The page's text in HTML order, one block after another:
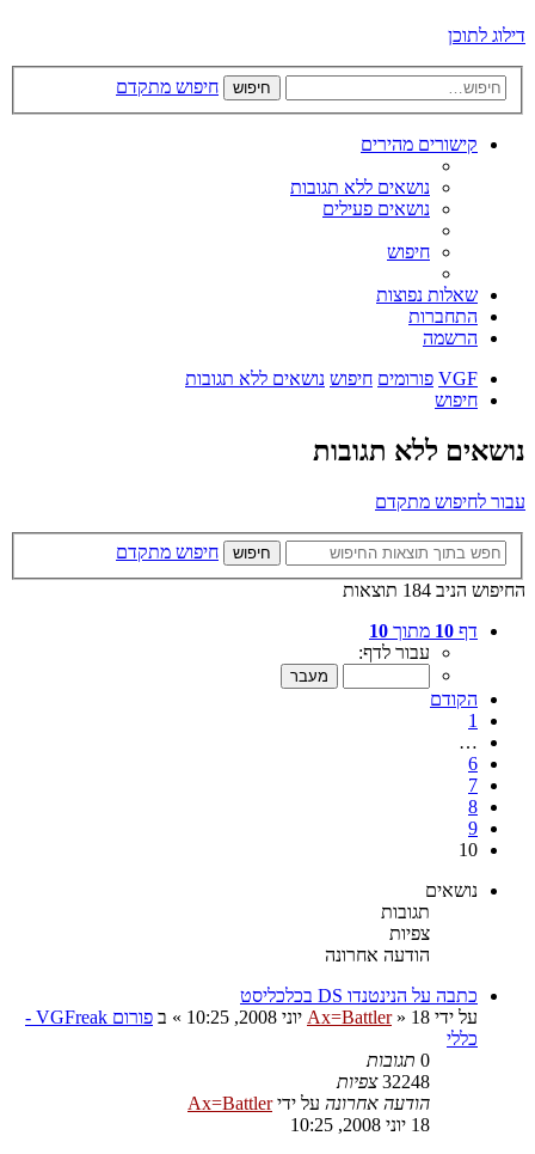
דילוג לתוכן
חיפוש חיפוש מתקדם
קישורים מהירים
נושאים ללא תגובות
נושאים פעילים
חיפוש
שאלות נפוצות
התחברות
הרשמה
VGF פורומים חיפוש נושאים ללא תגובות
חיפוש
נושאים ללא תגובות
עבור לחיפוש מתקדם
חיפוש
חיפוש מתקדם
החיפוש הניב 184 תוצאות
דף 10 מתוך 10
עבור לדף:
הקודם
1
…
6
7
8
9
10
נושאים
תגובות
צפיות
הודעה אחרונה
כתבה על הנינטנדו DS בכלכליסט
על ידי
Ax=Battler» 18 יוני 2008, 10:25 » ב
פורום VGFreak -
כללי
0 תגובות
32248 צפיות
הודעה אחרונה על ידיAx=Battler
18 יוני 2008, 10:25